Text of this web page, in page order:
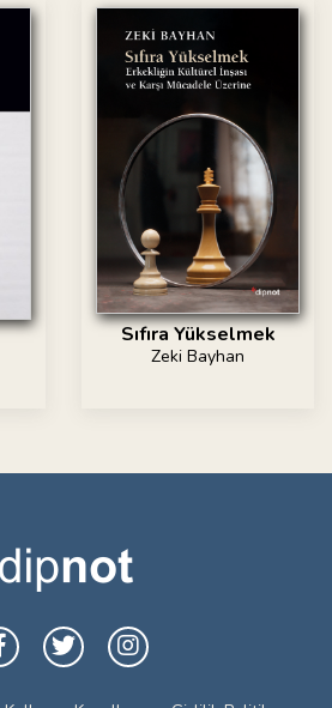
Sıfıra Yükselmek
Zeki Bayhan